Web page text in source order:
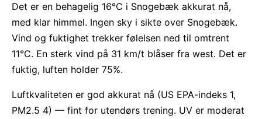
Det er en behagelig 16°C i Snogebæk akkurat nå,
med klar himmel. Ingen sky i sikte over Snogebæk.
Vind og fuktighet trekker følelsen ned til omtrent
11°C. En sterk vind på 31 km/t blåser fra west. Det er
fuktig, luften holder 75%.
Luftkvaliteten er god akkurat nå (US EPA-indeks 1,
PM2.5 4) — fint for utendørs trening. UV er moderat